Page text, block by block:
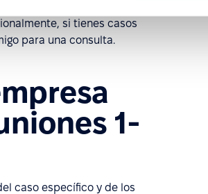
asociados a este tipo de
si tienes casos
para una consulta.
1-
caso específico y de los